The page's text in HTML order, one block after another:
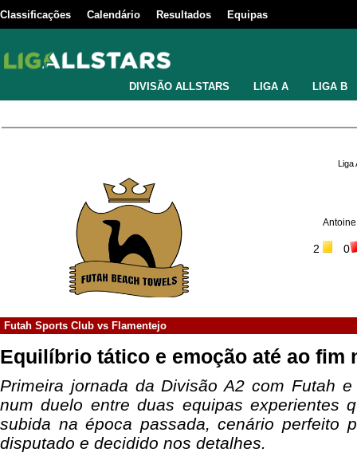
Classificações Calendário Resultados Equipas
DIVISÃO ALLSTARS LIGA A LIGA B
Liga
2 0
Futah Sports Club vs Flamentejo
Equilíbrio tático e emoção até ao fim
Primeira jornada da Divisão A2 com Futah
num duelo entre duas equipas experientes
subida na época passada, cenário perfeito
disputado e decidido nos detalhes.